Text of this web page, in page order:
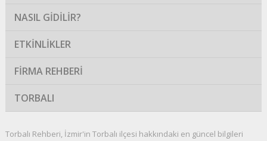
NASIL GIDILIR?
ETKINLIKLER
FIRMA REHBERI
TORBALI
Torbalı Rehberi, İzmir'in Torbalı ilçesi hakkındaki en güncel bilgileri